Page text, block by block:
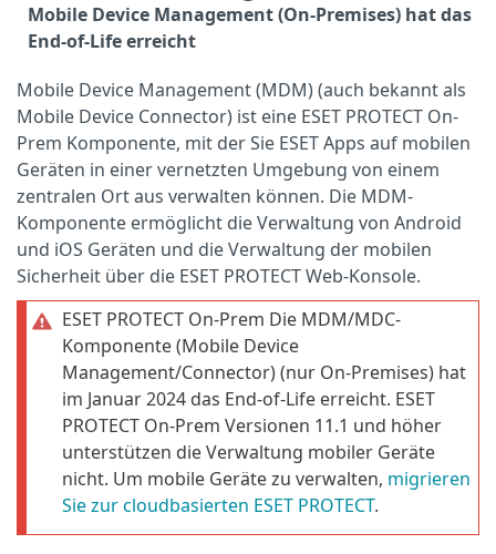
Mobile Device Management (On-Premises) hat das
End-of-Life erreicht
Mobile Device Management (MDM) (auch bekannt als
Mobile Device Connector) ist eine ESET PROTECT On-
Prem Komponente, mit der Sie ESET Apps auf mobilen
Geräten in einer vernetzten Umgebung von einem
zentralen Ort aus verwalten können. Die MDM-
Komponente ermöglicht die Verwaltung von Android
und iOS Geräten und die Verwaltung der mobilen
Sicherheit über die ESET PROTECT Web-Konsole.
ESET PROTECT On-Prem Die MDM/MDC-
Komponente (Mobile Device
Management/Connector) (nur On-Premises) hat
im Januar 2024 das End-of-Life erreicht. ESET
PROTECT On-Prem Versionen 11.1 und höher
unterstützen die Verwaltung mobiler Geräte
nicht. Um mobile Geräte zu verwalten, migrieren
Sie zur cloudbasierten ESET PROTECT.